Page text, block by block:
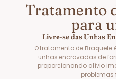
Tratamento
para
Livre-se das Unhas
O tratamento de
unhas encravadas de
proporcionando alívio
problemas